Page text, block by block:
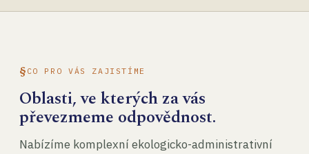
CO PRO VÁS ZAJISTÍME
Oblasti, ve kterých za vás
převezmeme odpovědnost.
Nabízíme komplexní ekologicko-administrativní